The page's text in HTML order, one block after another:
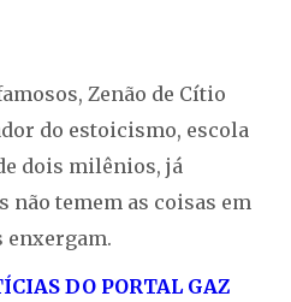
Zenão de Cítio
do estoicismo, escola
dois milênios, já
não temem as coisas em
enxergam.
DO PORTAL GAZ